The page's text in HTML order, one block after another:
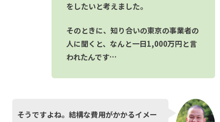
をしたいと考えました。
そのときに、知り合いの東京の事業者の
人に聞くと、なんと一日1,000万円と言
われたんです…
そうですよね。結構な費用がかかるイメー